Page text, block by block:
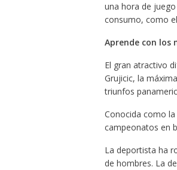
una hora de
consumo, como
Aprende con los
El gran atractivo
Grujicic, la
triunfos
Conocida como
campeonatos en
La deportista ha
de hombres. La